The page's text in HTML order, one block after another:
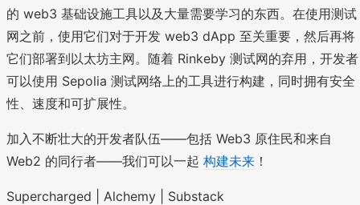
的 web3 基础设施工具以及大量需要学习的东西。在使用测试
网之前，使用它们对于开发 web3 dApp 至关重要，然后再将
它们部署到以太坊主网。随着 Rinkeby 测试网的弃用，开发者
可以使用 Sepolia 测试网络上的工具进行构建，同时拥有安全
性、速度和可扩展性。
加入不断壮大的开发者队伍——包括 Web3 原住民和来自
Web2 的同行者——我们可以一起 构建未来 ！
Supercharged | Alchemy | Substack